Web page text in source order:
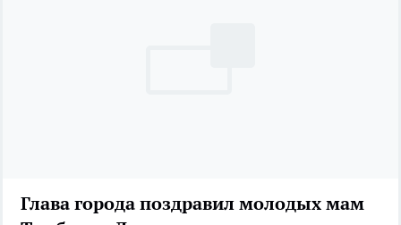
Глава города поздравил молодых мам